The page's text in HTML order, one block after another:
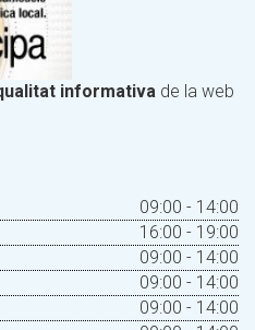
informativa de la web
09:00 - 14:00
16:00 - 19:00
09:00 - 14:00
09:00 - 14:00
09:00 - 14:00